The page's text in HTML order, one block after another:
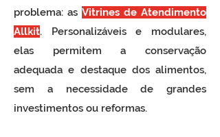
problema: as Vitrines de Atendimento
Allkit. Personalizáveis e modulares,
elas permitem a conservação
adequada e destaque dos alimentos,
sem a necessidade de grandes
investimentos ou reformas.